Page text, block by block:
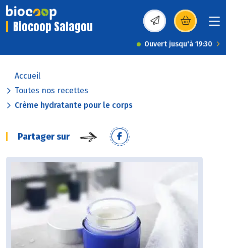
Biocoop Salagou (s’ouvre dans une
Ouvert jusqu'à 19:30
Accueil
Toutes nos recettes
Crème hydratante pour le corps
Partager sur